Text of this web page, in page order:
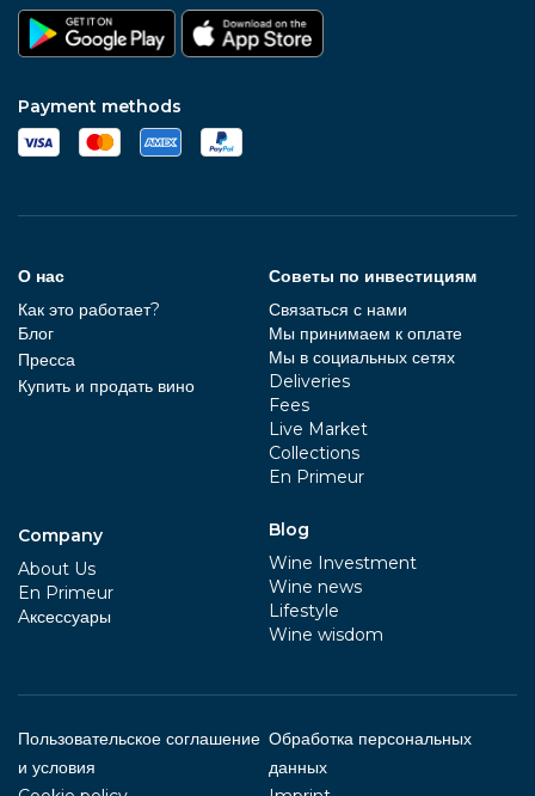
Payment methods
О нас
Как это работает?
Блог
Пресса
Купить и продать вино
Company
About Us
En Primeur
Aксессуары
Советы по инвестициям
Связаться с нами
Мы принимаем к оплате
Мы в социальных сетях
Deliveries
Fees
Live Market
Collections
En Primeur
Blog
Wine Investment
Wine news
Lifestyle
Wine wisdom
Пользовательское соглашение
и условия
Обработка персональных
данных